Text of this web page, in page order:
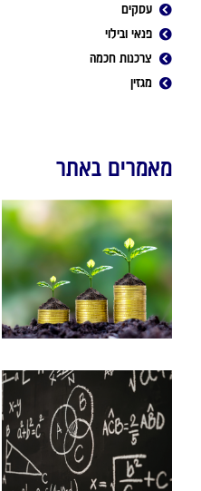
עסקים
פנאי ובילוי
צרכנות חכמה
מגזין
מאמרים באתר